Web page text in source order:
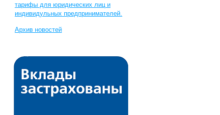
тарифы для юридических лиц и
индивидульных предпринимателей.
Архив новостей